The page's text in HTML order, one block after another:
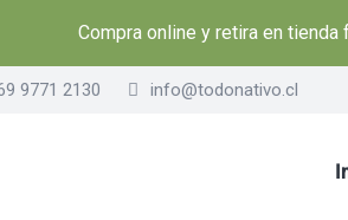
Compra online y retira en
9771 2130 info@todonativo.cl